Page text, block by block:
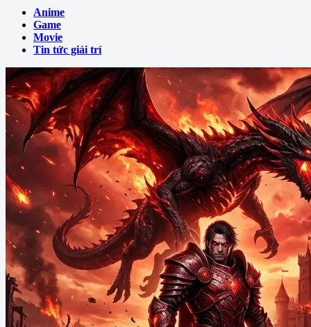
Anime
Game
Movie
Tin tức giải trí